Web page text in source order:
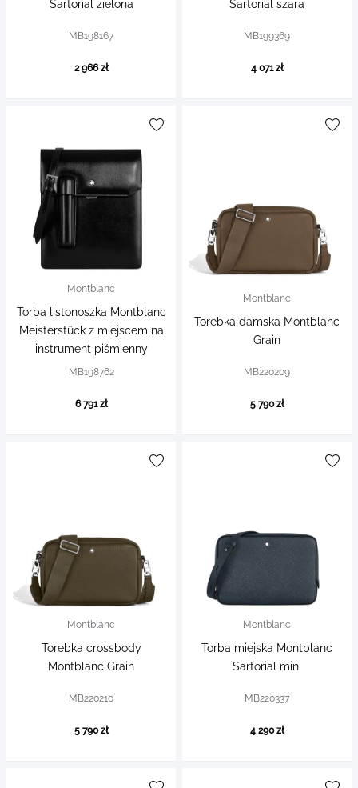
Sartorial zielona
MB198167
2 966 zł
Sartorial szara
MB199369
4 071 zł
Montblanc
Torba listonoszka Montblanc
Meisterstück z miejscem na
instrument piśmienny
MB198762
6 791 zł
Montblanc
Torebka damska Montblanc
Grain
MB220209
5 790 zł
Montblanc
Torebka crossbody
Montblanc Grain
MB220210
5 790 zł
Montblanc
Torba miejska Montblanc
Sartorial mini
MB220337
4 290 zł